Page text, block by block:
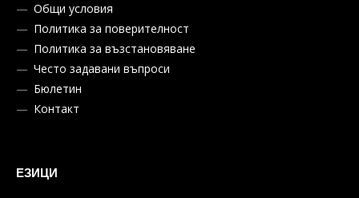
Общи условия
Политика за поверителност
Политика за възстановяване
Често задавани въпроси
Бюлетин
Контакт
ЕЗИЦИ